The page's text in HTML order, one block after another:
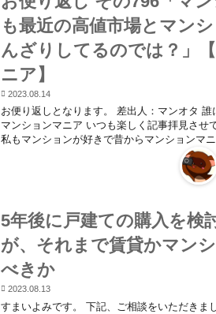
も最近の高値市場とマン
んざりしてるのでは？」
ニア】
2023.08.14
お便り返しとなります。 差出人：マンオタ 誰
マンションマニア いつも楽しく記事拝見させ
私もマンションが好きで昔からマンションマ
5年後に戸建ての購入を検
が、それまで賃貸かマン
べきか
2023.08.13
すまいよみです。 下記、ご相談をいただきま